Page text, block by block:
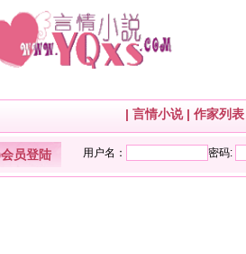
| 言情小说| 作家列表
会员登陆